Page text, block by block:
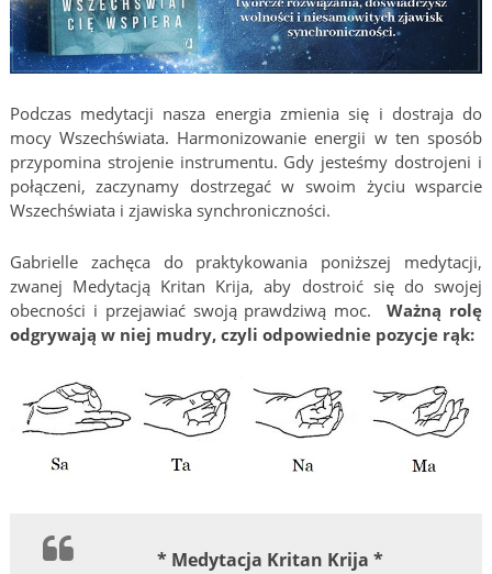
Podczas medytacji nasza energia zmienia się i dostraja do
mocy Wszechświata. Harmonizowanie energii w ten sposób
przypomina strojenie instrumentu. Gdy jesteśmy dostrojeni i
połączeni, zaczynamy dostrzegać w swoim życiu wsparcie
Wszechświata i zjawiska synchroniczności.
Gabrielle zachęca do praktykowania poniższej medytacji,
zwanej Medytacją Kritan Krija, aby dostroić się do swojej
obecności i przejawiać swoją prawdziwą moc.Ważną rolę
odgrywają w niej mudry, czyli odpowiednie pozycje rąk:
* Medytacja Kritan Krija *